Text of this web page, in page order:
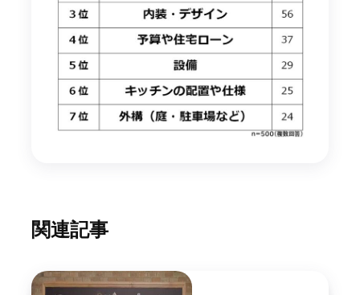
関連記事